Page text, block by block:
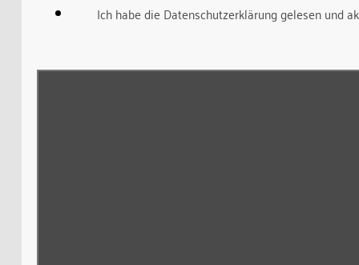
Ich habe die Datenschutzerklärung gelesen und